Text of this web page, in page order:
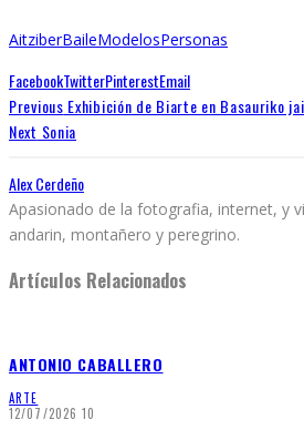
AitziberBaileModelosPersonas
FacebookTwitterPinterestEmail
Previous Exhibición de Biarte en Basauriko
Next Sonia
Alex Cerdeño
Apasionado de la fotografia, internet, y
andarin, montañero y peregrino.
Artículos Relacionados
ANTONIO CABALLERO
ARTE
12/07/2026 10